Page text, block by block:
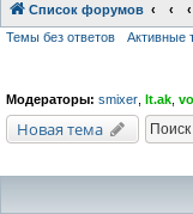
Список форумов
Темы без ответов Активные
Модераторы: smixer lt.ak
Новая тема